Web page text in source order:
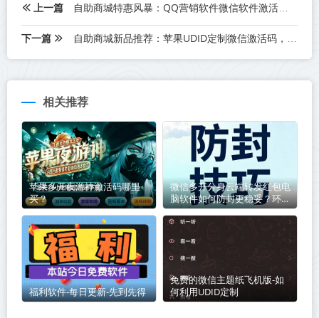
上一篇 自助商城特惠风暴：QQ营销软件微信软件激活码低价风暴！
下一篇 自助商城新品推荐：苹果UDID定制微信激活码，快来抢购！
相关推荐
苹果多开夜游神激活码哪里
买？
微信多开分身云端转发红包电
脑软件如何防封更稳妥？环境
+ 操作双重防封指南
福利软件-每日更新-先到先得
免费的微信主题纸飞机版-如
何利用UDID定制